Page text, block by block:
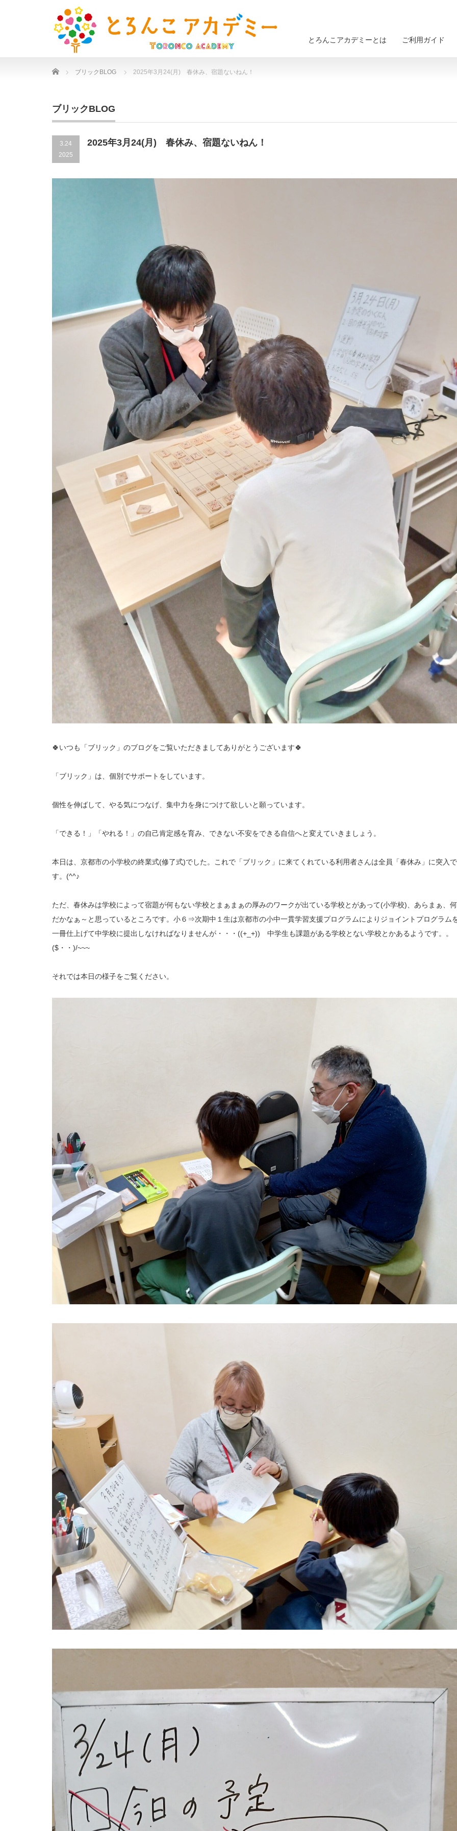
とろんこアカデミーとは ご利用ガイド
Home ブリックBLOG 2025年3月24(月) 春休み、宿題ないねん！
ブリックBLOG
3.24
2025
2025年3月24(月) 春休み、宿題ないねん！
🍀いつも「ブリック」のブログをご覧いただきましてありがとうございます🍀
「ブリック」は、個別でサポートをしています。
個性を伸ばして、やる気につなげ、集中力を身につけて欲しいと願っています。
「できる！」「やれる！」の自己肯定感を育み、できない不安をできる自信へと変えていきましょう。
本日は、京都市の小学校の終業式(修了式)でした。これで「ブリック」に来てくれている利用者さんは全員「春休み」に突入で
す。(^^♪
ただ、春休みは学校によって宿題が何もない学校とまぁまぁの厚みのワークが出ている学校とがあって(小学校)、あらまぁ、何
だかなぁ～と思っているところです。小６⇒次期中１生は京都市の小中一貫学習支援プログラムによりジョイントプログラム
一冊仕上げて中学校に提出しなければなりませんが・・・((+_+)) 中学生も課題がある学校とない学校とかあるようです。。
($・・)/~~~
それでは本日の様子をご覧ください。